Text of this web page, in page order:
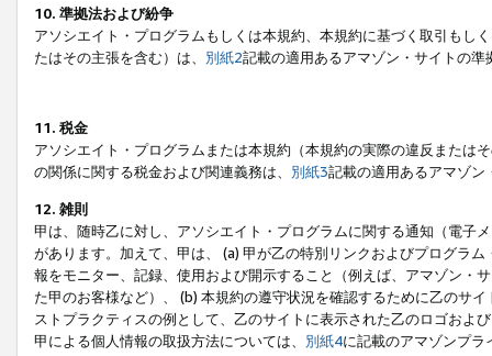
10. 準拠法および紛争
アソシエイト・プログラムもしくは本規約、本規約に基づく取引もし
たはその主張を含む）は、 別紙2記載の適用あるアマゾン・サイトの
11. 税金
アソシエイト・プログラムまたは本規約（本規約の実際の違反または
の関係に関する税金および関連義務は、 別紙3記載の適用あるアマゾン
12. 雑則
甲は、随時乙に対し、アソシエイト・プログラムに関する通知（電子
があります。加えて、甲は、 (a) 甲が乙の特別リンクおよびプログラ
報をモニター、記録、使用および開示すること（例えば、アマゾン・
た甲のお客様など）、 (b) 本規約の遵守状況を確認するために乙のサ
ストプラクティスの例として、乙のサイトに表示された乙のロゴおよ
甲による個人情報の取扱方法については、 別紙4に記載のアマゾンプ